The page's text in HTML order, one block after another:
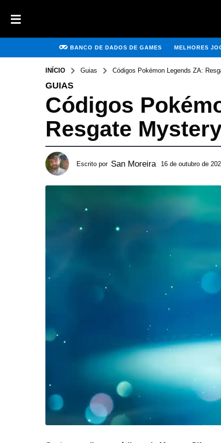
BANCO DE DADOS DE GAMES MELHORES
INÍCIO Guias Códigos Pokémon Legends ZA:
GUIAS
Códigos
Resgate
Escrito por San Moreira 16 de outubro de